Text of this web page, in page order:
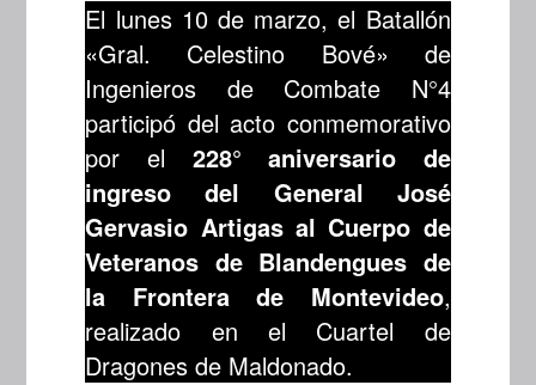
El lunes 10 de marzo, el Batallón
«Gral. Celestino Bové» de
Ingenieros de Combate N°4
participó del acto conmemorativo
por el 228° aniversario de
ingreso del General José
Gervasio Artigas al Cuerpo de
Veteranos de Blandengues de
la Frontera de Montevideo,
realizado en el Cuartel de
Dragones de Maldonado.